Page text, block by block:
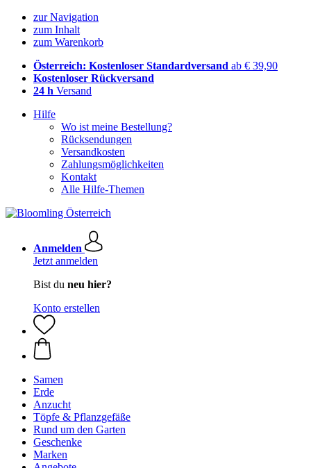
zur Navigation
zum Inhalt
zum Warenkorb
Österreich: Kostenloser Standardversand ab € 39,90
Kostenloser Rückversand
24 h Versand
Hilfe
Wo ist meine Bestellung?
Rücksendungen
Versandkosten
Zahlungsmöglichkeiten
Kontakt
Alle Hilfe-Themen
Anmelden
Jetzt anmelden
Bist du neu hier?
Konto erstellen
Samen
Erde
Anzucht
Töpfe & Pflanzgefäße
Rund um den Garten
Geschenke
Marken